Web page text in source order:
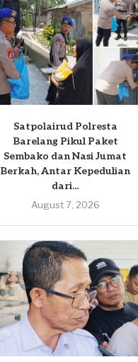
Satpolairud Polresta
Barelang Pikul Paket
Sembako dan Nasi Jumat
Berkah, Antar Kepedulian
dari...
August 7, 2026